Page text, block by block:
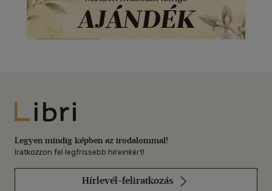
Libri
Legyen mindig képben az irodalommal!
Iratkozzon fel legfrissebb híreinkért!
Hírlevél-feliratkozás